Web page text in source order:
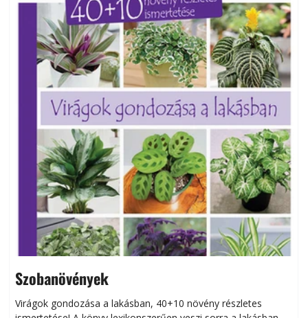
Szobanövények
Virágok gondozása a lakásban, 40+10 növény részletes